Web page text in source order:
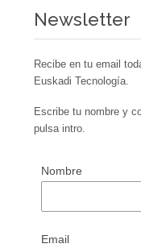
Newsletter
Recibe en tu email
Euskadi Tecnología.
Escribe tu nombre y
pulsa intro.
Nombre
Email